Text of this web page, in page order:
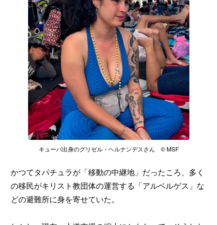
キューバ出身のグリゼル・ヘルナンデスさん © MSF
かつてタパチュラが「移動の中継地」だったころ、多く
の移民がキリスト教団体の運営する「アルベルゲス」な
どの避難所に身を寄せていた。